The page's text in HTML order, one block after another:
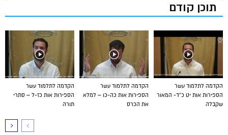
תוכן קודם
הקדמה לתלמוד עשר
הספירות אות כז-ל – סתרי
תורה
הקדמה לתלמוד עשר
הספירות אות כה-כו – למלא
את הכרס
הקדמה לתלמוד עשר
הספירות אות יט כ”ד- המאור
שקבלה